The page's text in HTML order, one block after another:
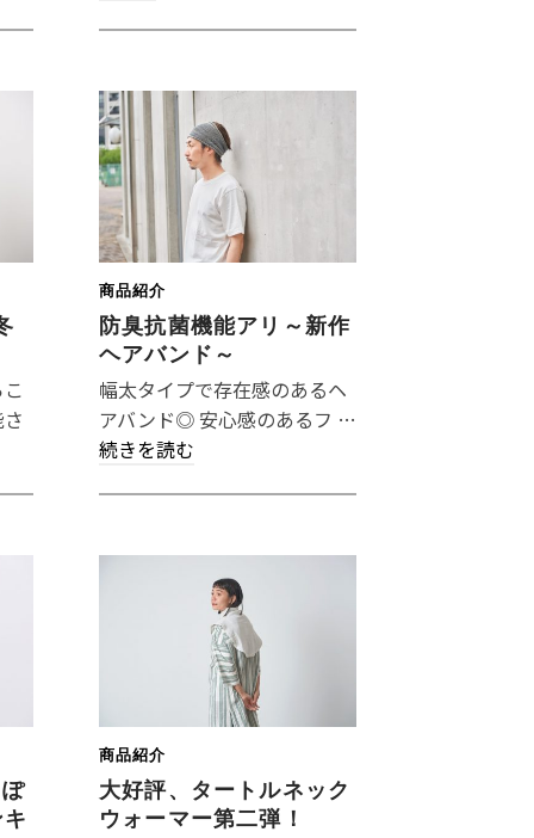
商品紹介
防臭抗菌機能アリ～新作
ヘアバンド～
幅太タイプで存在感のあるヘ
アバンド◎ 安心感のあるフ …
続きを読む
商品紹介
大好評、タートルネック
ウォーマー第二弾！